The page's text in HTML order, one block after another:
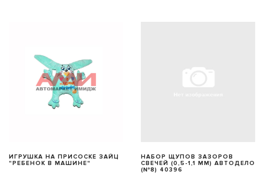
БЫСТРЫЙ ПРОСМОТР
ИГРУШКА НА ПРИСОСКЕ ЗАЙЦ
"РЕБЕНОК В МАШИНЕ"
НАБОР ЩУПОВ ЗАЗОРОВ
СВЕЧЕЙ (0,5-1,1 ММ) АВТОДЕЛО
(№8) 40396